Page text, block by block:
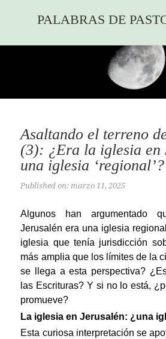
PALABRAS DE
Asaltando el terreno
(3): ¿Era la iglesia en
una iglesia ‘regional’?
Published on: marzo 11, 2025
Algunos han argumentado
Jerusalén era una iglesia
iglesia que tenía jurisdicción
más amplia que los límites de la
se llega a esta perspectiva?
las Escrituras? Y si no lo está,
promueve?
La iglesia en Jerusalén: ¿una
Esta curiosa interpretación se